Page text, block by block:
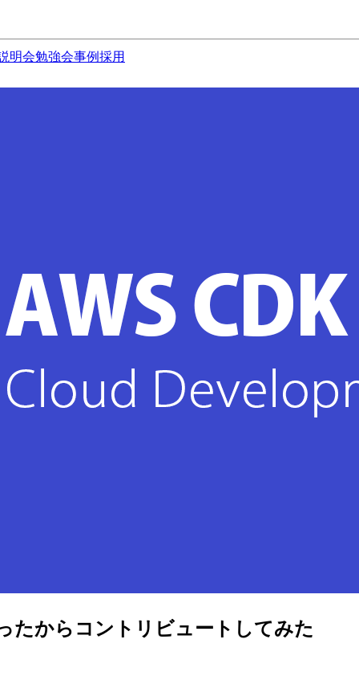
明会勉強会事例採用
たからコントリビュートしてみた